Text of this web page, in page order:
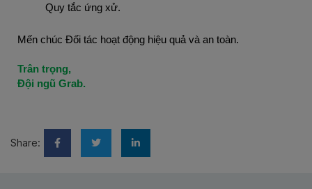
Quy tắc ứng xử.
Mến chúc Đối tác hoạt động hiệu quả và an toàn.
Trân trọng,
Đội ngũ Grab.
Share: